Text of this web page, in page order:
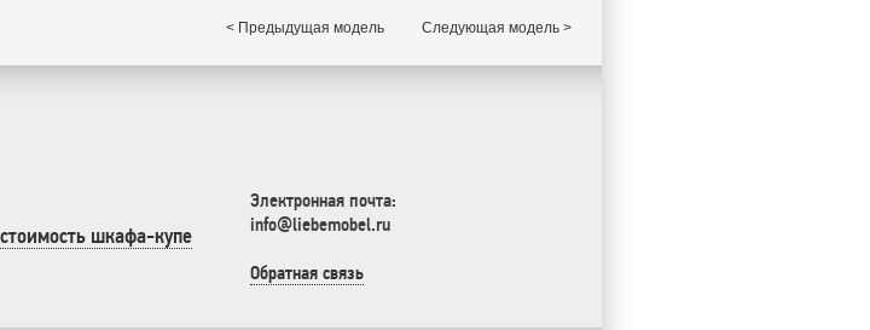
< Предыдущая модель Следующая модель >
стоимость шкафа-купе
Электронная почта:
info@liebemobel.ru
Обратная связь